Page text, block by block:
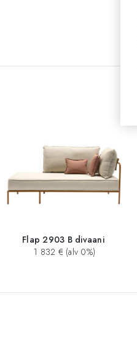
Flap 2903 B divaani
1 832 € (alv 0%)